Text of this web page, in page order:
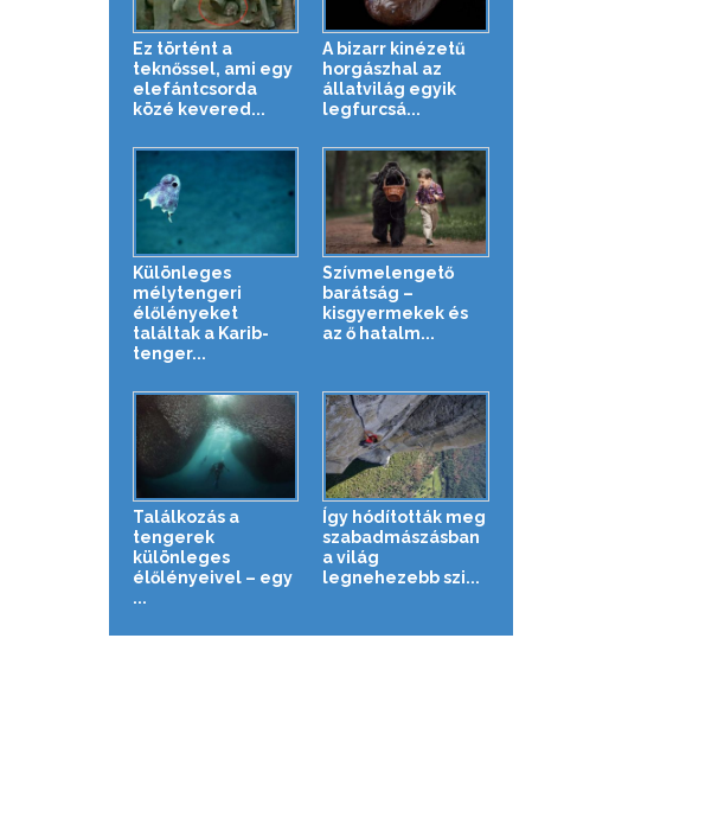
Ez történt a
teknőssel, ami egy
elefántcsorda
közé kevered...
A bizarr kinézetű
horgászhal az
állatvilág egyik
legfurcsá...
Különleges
mélytengeri
élőlényeket
találtak a Karib-
tenger...
Szívmelengető
barátság –
kisgyermekek és
az ő hatalm...
Találkozás a
tengerek
különleges
élőlényeivel – egy
...
Így hódították meg
szabadmászásban
a világ
legnehezebb szi...